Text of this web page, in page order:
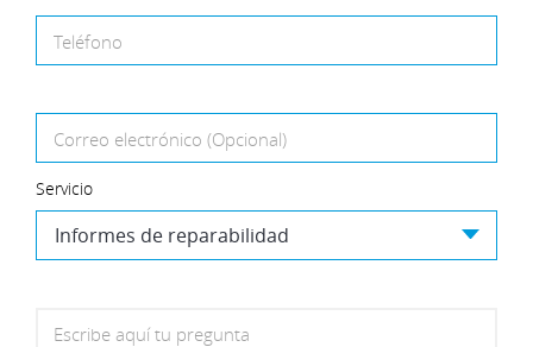
Teléfono
Correo electrónico (Opcional)
Servicio
Escribe aquí tu pregunta